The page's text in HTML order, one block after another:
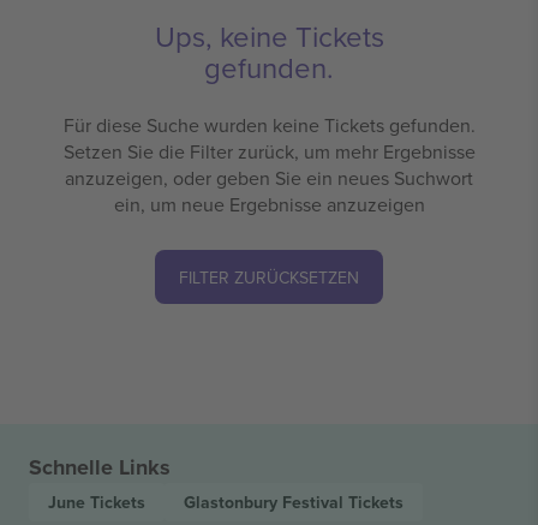
Ups, keine Tickets
gefunden.
Für diese Suche wurden keine Tickets gefunden.
Setzen Sie die Filter zurück, um mehr Ergebnisse
anzuzeigen, oder geben Sie ein neues Suchwort
ein, um neue Ergebnisse anzuzeigen
FILTER ZURÜCKSETZEN
Schnelle Links
June Tickets Glastonbury Festival Tickets